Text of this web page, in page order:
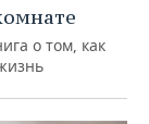
о том, как